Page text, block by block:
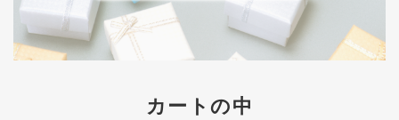
カートの中